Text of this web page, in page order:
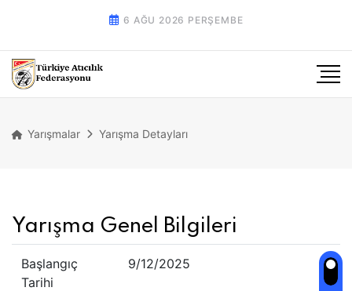
6 AĞU 2026 PERŞEMBE
Yarışmalar Yarışma Detayları
Yarışma Genel Bilgileri
Başlangıç
Tarihi
9/12/2025